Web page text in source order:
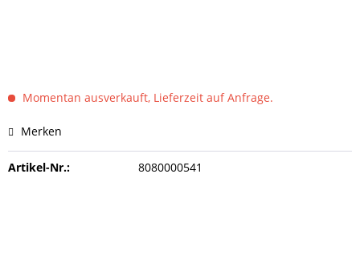
Momentan ausverkauft, Lieferzeit auf Anfrage.
Merken
Artikel-Nr.: 8080000541